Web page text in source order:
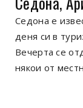
Седона е
деня си в
Вечерта се
някои от